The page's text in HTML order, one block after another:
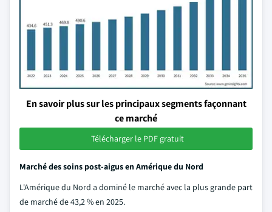
En savoir plus sur les principaux segments façonnant
ce marché
Télécharger le PDF gratuit
Marché des soins post-aigus en Amérique du Nord
L'Amérique du Nord a dominé le marché avec la plus grande part
de marché de 43,2 % en 2025.